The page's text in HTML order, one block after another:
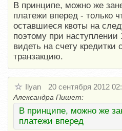
В принципе, можно же
платежи вперед - только
оставшиеся квоты на
поэтому при наступлении
видеть на счету
транзакцию.
Ilyan 20 сентября 2012
Александра Пишет:
В принципе, можно же
платежи вперед